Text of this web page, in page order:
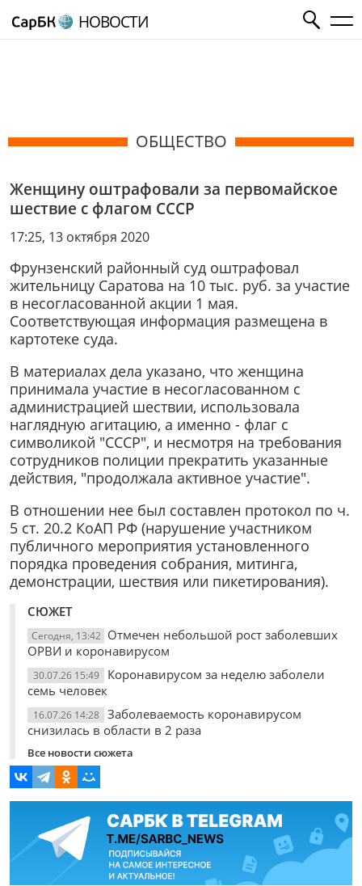
НОВОСТИ
ОБЩЕСТВО
Женщину оштрафовали за первомайское
шествие с флагом СССР
17:25, 13 октября 2020
Фрунзенский районный суд оштрафовал
жительницу Саратова на 10 тыс. руб. за участие
в несогласованной акции 1 мая.
Соответствующая информация размещена в
картотеке суда.
В материалах дела указано, что женщина
принимала участие в несогласованном с
администрацией шествии, использовала
наглядную агитацию, а именно - флаг с
символикой "СССР", и несмотря на требования
сотрудников полиции прекратить указанные
действия, "продолжала активное участие".
В отношении нее был составлен протокол по ч.
5 ст. 20.2 КоАП РФ (нарушение участником
публичного мероприятия установленного
порядка проведения собрания, митинга,
демонстрации, шествия или пикетирования).
СЮЖЕТ
Сегодня, 13:42 Отмечен небольшой рост заболевших
ОРВИ и коронавирусом
30.07.26 15:49
Коронавирусом за неделю заболели
семь человек
16.07.26 14:28
Заболеваемость коронавирусом
снизилась в области в 2 раза
Все новости сюжета